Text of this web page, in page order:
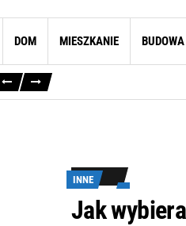
DOM MIESZKANIE BUDOWA
INNE
Jak